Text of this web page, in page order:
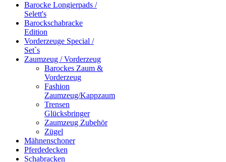
Barocke Longierpads /
Selett's
Barockschabracke
Edition
Vorderzeuge Special /
Set`s
Zaumzeug / Vorderzeug
Barockes Zaum &
Vorderzeug
Fashion
Zaumzeug/Kappzaum
Trensen
Glücksbringer
Zaumzeug Zubehör
Zügel
Mähnenschoner
Pferdedecken
Schabracken